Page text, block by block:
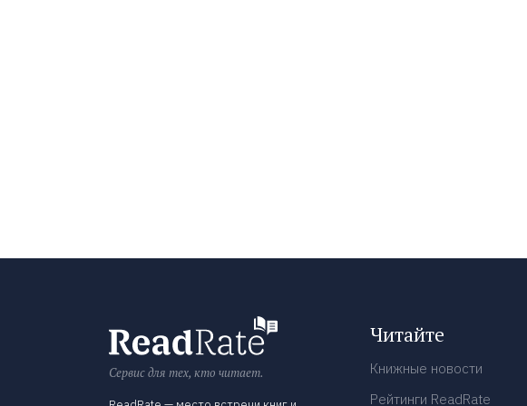
Сервис для тех, кто читает.
Читайте
Книжные новости
Рейтинги ReadRate